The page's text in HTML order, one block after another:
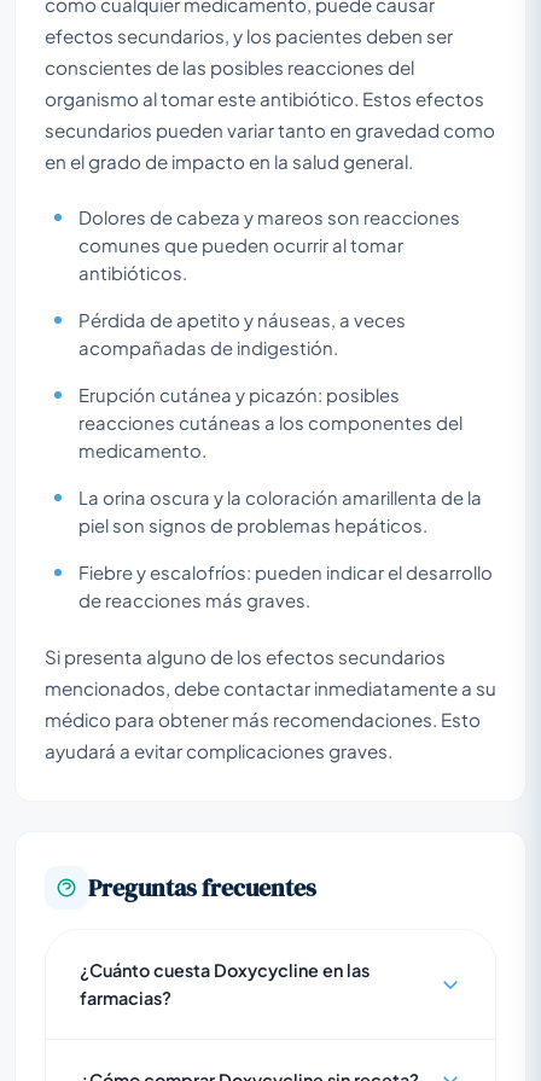
efectos secundarios, y los pacientes deben ser
conscientes de las posibles reacciones del
organismo al tomar este antibiótico. Estos efectos
secundarios pueden variar tanto en gravedad como
en el grado de impacto en la salud general.
Dolores de cabeza y mareos son reacciones
comunes que pueden ocurrir al tomar
antibióticos.
Pérdida de apetito y náuseas, a veces
acompañadas de indigestión.
Erupción cutánea y picazón: posibles
reacciones cutáneas a los componentes del
medicamento.
La orina oscura y la coloración amarillenta de la
piel son signos de problemas hepáticos.
Fiebre y escalofríos: pueden indicar el desarrollo
de reacciones más graves.
Si presenta alguno de los efectos secundarios
mencionados, debe contactar inmediatamente a su
médico para obtener más recomendaciones. Esto
ayudará a evitar complicaciones graves.
Preguntas frecuentes
¿Cuánto cuesta Doxycycline en las
farmacias?